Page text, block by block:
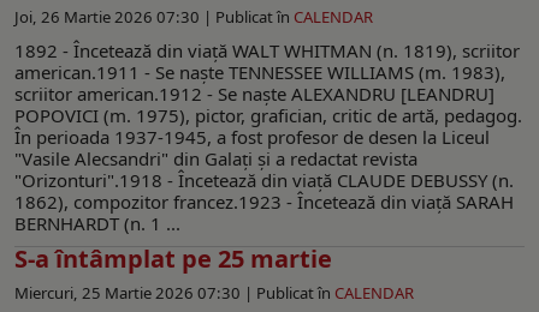
Joi, 26 Martie 2026 07:30 | Publicat în CALENDAR
1892 - Încetează din viaţă WALT WHITMAN (n. 1819), scriitor
american.1911 - Se naşte TENNESSEE WILLIAMS (m. 1983),
scriitor american.1912 - Se naşte ALEXANDRU [LEANDRU]
POPOVICI (m. 1975), pictor, grafician, critic de artă, pedagog.
În perioada 1937-1945, a fost profesor de desen la Liceul
"Vasile Alecsandri" din Galaţi şi a redactat revista
"Orizonturi".1918 - Încetează din viaţă CLAUDE DEBUSSY (n.
1862), compozitor francez.1923 - Încetează din viaţă SARAH
BERNHARDT (n. 1 ...
S-a întâmplat pe 25 martie
Miercuri, 25 Martie 2026 07:30 | Publicat în CALENDAR